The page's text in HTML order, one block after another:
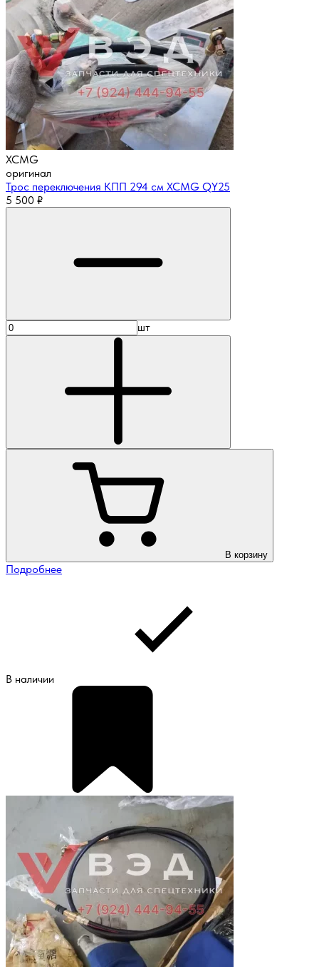
XCMG
оригинал
Трос переключения КПП 294 см XCMG QY25
5 500 ₽
шт
В корзину
Подробнее
В наличии